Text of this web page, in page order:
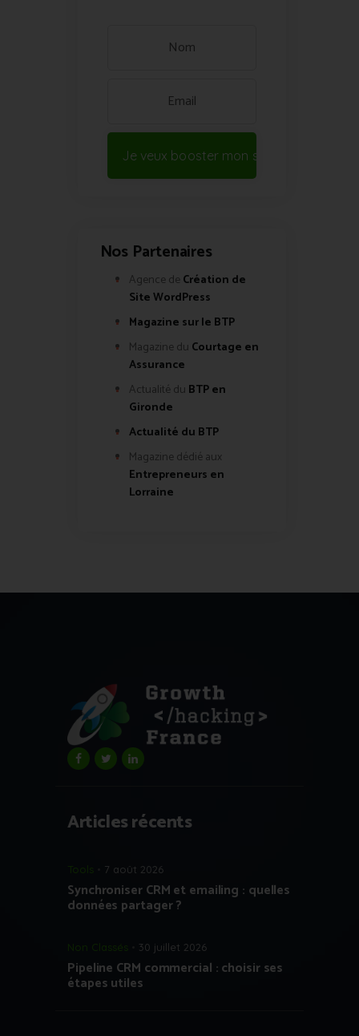
Je veux booster mon site !
Nos Partenaires
Agence de Création de
Site WordPress
Magazine sur le BTP
Magazine du Courtage en
Assurance
Actualité du BTP en
Gironde
Actualité du BTP
Magazine dédié aux
Entrepreneurs en
Lorraine
Articles récents
Tools 7 août 2026
Synchroniser CRM et emailing : quelles
données partager ?
Non Classés 30 juillet 2026
Pipeline CRM commercial : choisir ses
étapes utiles